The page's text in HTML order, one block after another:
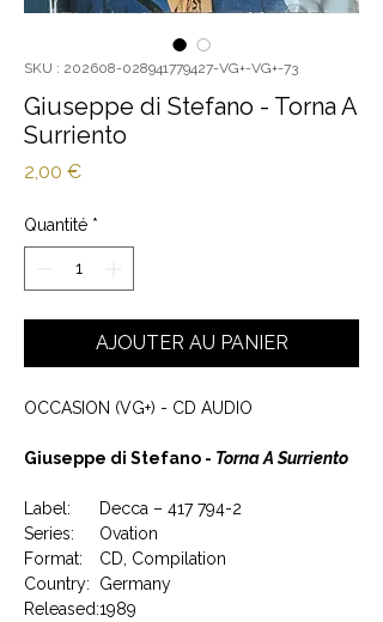
SKU : 202608-028941779427-VG+-VG+-73
Giuseppe di Stefano - Torna A
Surriento
2,00 €Prix
Quantité *
AJOUTER AU PANIER
OCCASION (VG+) - CD AUDIO
Giuseppe di Stefano - Torna A Surriento
Label:
Decca – 417 794-2
Series:
Ovation
Format:
CD, Compilation
Country:
Germany
Released:1989